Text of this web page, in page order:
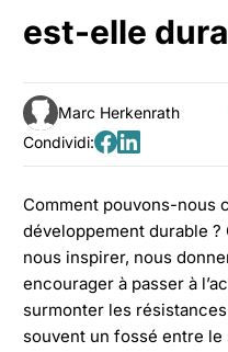
est-elle
Autore:
Marc Herkenrath
Condividi:
Condividi
Facebook
Condividi
LinkedIn
Comment pouvons-nous
développement durable ?
nous inspirer, nous
encourager à passer à
surmonter les
souvent un fossé entre le